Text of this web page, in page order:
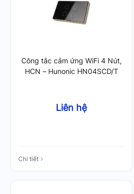
Công tắc cảm ứng WiFi 4 Nút,
HCN – Hunonic HN04SCD/T
Liên hệ
Chi tiết